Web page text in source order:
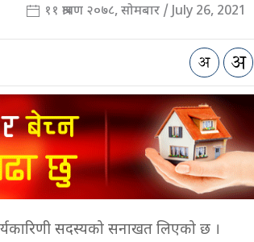
११ श्रावण २०७८, सोमबार / July 26, 2021
सदस्यको सनाखत लिएको छ ।